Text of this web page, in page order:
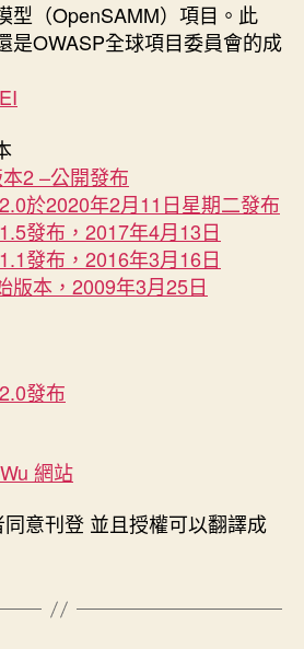
型（OpenSAMM）項目。此
是OWASP全球項目委員會的成
2 –公開發布
於2020年2月11日星期二發布
發布，2017年4月13日
發布，2016年3月16日
版本，2009年3月25日
發布
網站
意刊登 並且授權可以翻譯成